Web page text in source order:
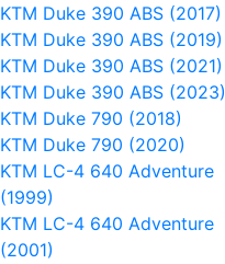
KTM Duke 390 ABS (2017)
KTM Duke 390 ABS (2019)
KTM Duke 390 ABS (2021)
KTM Duke 390 ABS (2023)
KTM Duke 790 (2018)
KTM Duke 790 (2020)
KTM LC-4 640 Adventure
(1999)
KTM LC-4 640 Adventure
(2001)